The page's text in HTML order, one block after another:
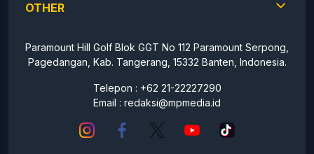
OTHER
Paramount Hill Golf Blok GGT No 112 Paramount Serpong,
Pagedangan, Kab. Tangerang, 15332 Banten, Indonesia.
Telepon : +62 21-22227290
Email : redaksi@mpmedia.id